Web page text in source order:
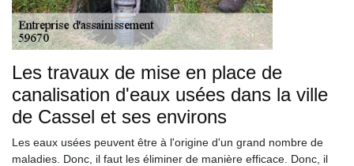
Les travaux de mise en place de
canalisation d'eaux usées dans la ville
de Cassel et ses environs
Les eaux usées peuvent être à l'origine d'un grand nombre de
maladies. Donc, il faut les éliminer de manière efficace. Donc, il